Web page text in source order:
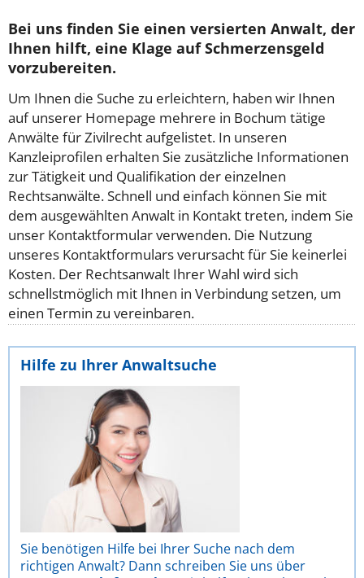
Bei uns finden Sie einen versierten Anwalt, der
Ihnen hilft, eine Klage auf Schmerzensgeld
vorzubereiten.
Um Ihnen die Suche zu erleichtern, haben wir Ihnen
auf unserer Homepage mehrere in Bochum tätige
Anwälte für Zivilrecht aufgelistet. In unseren
Kanzleiprofilen erhalten Sie zusätzliche Informationen
zur Tätigkeit und Qualifikation der einzelnen
Rechtsanwälte. Schnell und einfach können Sie mit
dem ausgewählten Anwalt in Kontakt treten, indem Sie
unser Kontaktformular verwenden. Die Nutzung
unseres Kontaktformulars verursacht für Sie keinerlei
Kosten. Der Rechtsanwalt Ihrer Wahl wird sich
schnellstmöglich mit Ihnen in Verbindung setzen, um
einen Termin zu vereinbaren.
Hilfe zu Ihrer Anwaltsuche
Sie benötigen Hilfe bei Ihrer Suche nach dem
richtigen Anwalt? Dann schreiben Sie uns über